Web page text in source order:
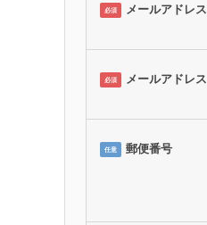
必須 メールアドレス
必須 メールアドレス
任意 郵便番号